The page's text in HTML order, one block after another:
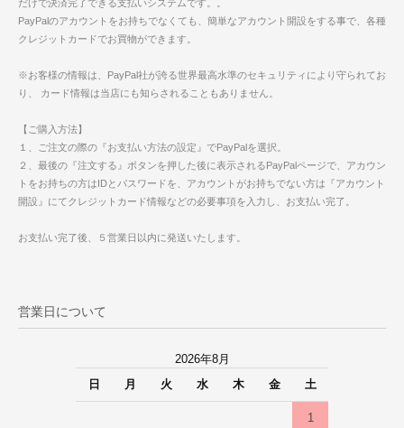
だけで決済完了できる支払いシステムです。。
PayPalのアカウントをお持ちでなくても、簡単なアカウント開設をする事で、各種
クレジットカードでお買物ができます。
※お客様の情報は、PayPal社が誇る世界最高水準のセキュリティにより守られてお
り、 カード情報は当店にも知らされることもありません。
【ご購入方法】
１、ご注文の際の『お支払い方法の設定』でPayPalを選択。
２、最後の『注文する』ボタンを押した後に表示されるPayPalページで、アカウン
トをお持ちの方はIDとパスワードを、アカウントがお持ちでない方は『アカウント
開設』にてクレジットカード情報などの必要事項を入力し、お支払い完了。
お支払い完了後、５営業日以内に発送いたします。
営業日について
2026年8月
日
月 火 水 木 金 土
1